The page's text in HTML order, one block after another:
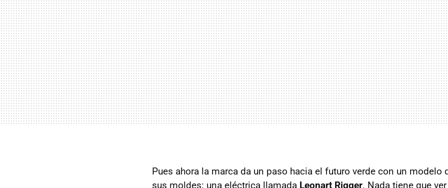
Pues ahora la marca da un paso hacia el futuro verde con un modelo
sus moldes: una eléctrica llamada Leonart Rigger. Nada tiene que